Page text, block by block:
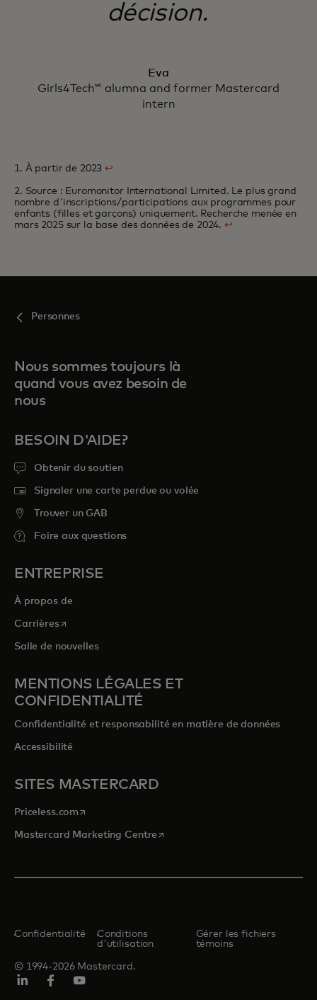
décision.
Eva
Girls4Tech🅪 alumna and former Mastercard
intern
1. À partir de 2023↩
2. Source : Euromonitor International Limited. Le plus grand
nombre d'inscriptions/participations aux programmes pour
enfants (filles et garçons) uniquement. Recherche menée en
mars 2025 sur la base des données de 2024. ↩
Personnes
Nous sommes toujours là
quand vous avez besoin de
nous
BESOIN D'AIDE?
Obtenir du soutien
Signaler une carte perdue ou volée
Trouver un GAB
Foire aux questions
ENTREPRISE
À propos de
Carrièress’ouvre dans un nouvel onglet
Salle de nouvelles
MENTIONS LÉGALES ET
CONFIDENTIALITÉ
Confidentialité et responsabilité en matière de données
Accessibilité
SITES MASTERCARD
Priceless.com s’ouvre dans un nouvel onglet
Mastercard Marketing Centre s’ouvre dans un nouvel onglet
© 1994-2026 Mastercard.
Confidentialité
Conditions
d'utilisation
Gérer les fichiers
témoins